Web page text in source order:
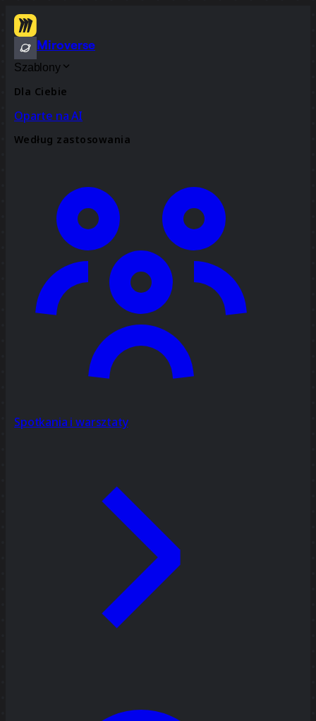
Miroverse
Szablony
Dla Ciebie
Oparte na AI
Według zastosowania
Spotkania i warsztaty